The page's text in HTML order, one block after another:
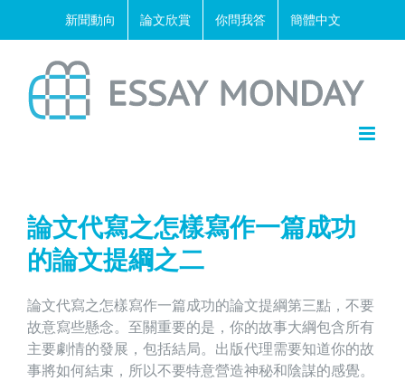
新聞動向 論文欣賞 你問我答 簡體中文
論文代寫之怎樣寫作一篇成功
的論文提綱之二
論文代寫之怎樣寫作一篇成功的論文提綱第三點，不要
故意寫些懸念。至關重要的是，你的故事大綱包含所有
主要劇情的發展，包括結局。出版代理需要知道你的故
事將如何結束，所以不要特意營造神秘和陰謀的感覺。